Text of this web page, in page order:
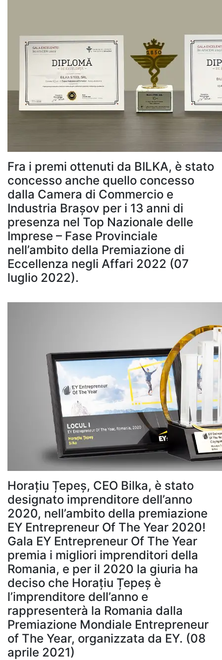
Fra i premi ottenuti da BILKA, è stato
concesso anche quello concesso
dalla Camera di Commercio e
Industria Brașov per i 13 anni di
presenza nel Top Nazionale delle
Imprese – Fase Provinciale
nell’ambito della Premiazione di
Eccellenza negli Affari 2022 (07
luglio 2022).
Horațiu Țepeș, CEO Bilka, è stato
designato imprenditore dell’anno
2020, nell’ambito della premiazione
EY Entrepreneur Of The Year 2020!
Gala EY Entrepreneur Of The Year
premia i migliori imprenditori della
Romania, e per il 2020 la giuria ha
deciso che Horațiu Țepeș è
l’imprenditore dell’anno e
rappresenterà la Romania dalla
Premiazione Mondiale Entrepreneur
of The Year, organizzata da EY. (08
aprile 2021)